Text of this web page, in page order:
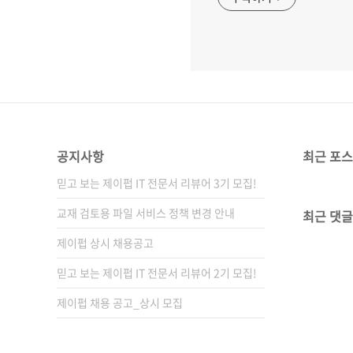
공지사항
믿고 보는 제이펍 IT 전문서 리뷰어 3기 모집!
교재 검토용 파일 서비스 정책 변경 안내
제이펍 상시 채용공고
믿고 보는 제이펍 IT 전문서 리뷰어 2기 모집!
제이펍 채용 공고_상시 모집
최근 포
최근 댓글